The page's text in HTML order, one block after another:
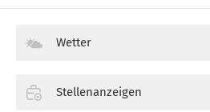
Wetter
Stellenanzeigen